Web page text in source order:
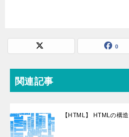
0
関連記事
【HTML】 HTMLの構造